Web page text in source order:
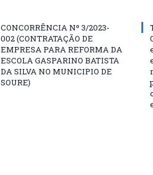
CONCORRÊNCIA Nº 3/2023-
002 (CONTRATAÇÃO DE
EMPRESA PARA REFORMA DA
ESCOLA GASPARINO BATISTA
DA SILVA NO MUNICIPIO DE
SOURE)